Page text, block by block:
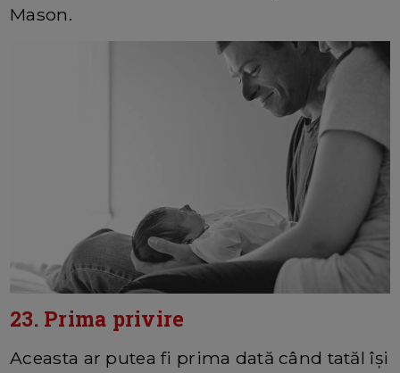
Mason.
23. Prima privire
Aceasta ar putea fi prima dată când tatăl își